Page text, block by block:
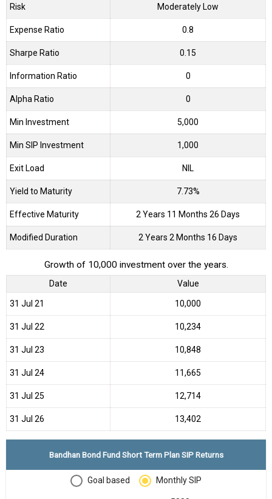
Risk Moderately Low
Expense Ratio 0.8
Sharpe Ratio 0.15
Information Ratio 0
Alpha Ratio 0
Min Investment 5,000
Min SIP Investment 1,000
Exit Load NIL
Yield to Maturity 7.73%
Effective Maturity 2 Years 11 Months 26 Days
Modified Duration 2 Years 2 Months 16 Days
Growth of 10,000 investment over the years.
Date Value
31 Jul 21 ₹10,000
31 Jul 22 ₹10,234
31 Jul 23 ₹10,848
31 Jul 24 ₹11,665
31 Jul 25 ₹12,714
31 Jul 26 ₹13,402
Bandhan Bond Fund Short Term Plan SIP Returns
Goal based Monthly SIP